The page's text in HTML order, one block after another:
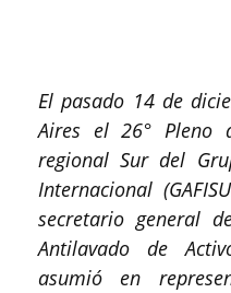
El pasado 14 de
Aires el 26° Pleno
regional Sur del
Internacional
secretario general
Antilavado de
asumió en